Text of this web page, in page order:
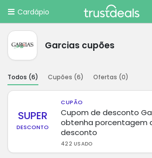
Cardápio
Garcias cupões
Todos (6) Cupões (6) Ofertas (0)
SUPER
DESCONTO
CUPÃO
Cupom de desconto
obtenha porcentagem
desconto
422 USADO